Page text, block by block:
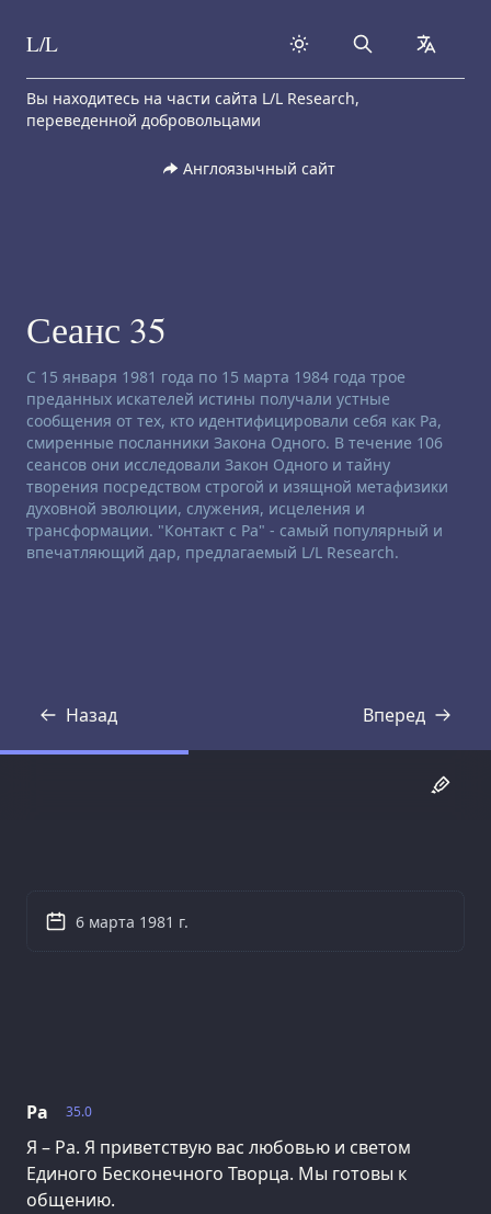
Skip to content
L/L Search
Вы находитесь на части сайта L/L Research,
переведенной добровольцами
Англоязычный сайт
Сеанс 35
Заявление об отказе от ответственности:
С 15 января 1981 года по 15 марта 1984 года трое
преданных искателей истины получали устные
сообщения от тех, кто идентифицировали себя как Ра,
смиренные посланники Закона Одного. В течение 106
сеансов они исследовали Закон Одного и тайну
творения посредством строгой и изящной метафизики
духовной эволюции, служения, исцеления и
трансформации. "Контакт с Ра" - самый популярный и
впечатляющий дар, предлагаемый L/L Research.
Назад
Стенограмма Вперед
Стенограмма
35.0
Ра
Я – Ра. Я приветствую вас любовью и светом
Единого Бесконечного Творца. Мы готовы к
общению.
6 марта 1981 г.